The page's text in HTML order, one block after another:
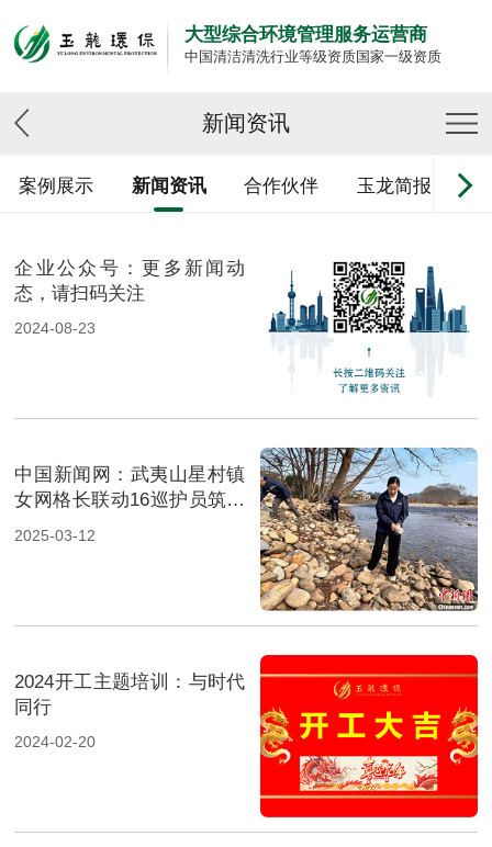
大型综合环境管理服务运营商
中国清洁清洗行业等级资质国家一级资质
新闻资讯
案例展示 新闻资讯 合作伙伴 玉龙简报
企业公众号：更多新闻动
态，请扫码关注
2024-08-23
中国新闻网：武夷山星村镇
女网格长联动16巡护员筑牢
山水土地“防护网”
2025-03-12
2024开工主题培训：与时代
同行
2024-02-20